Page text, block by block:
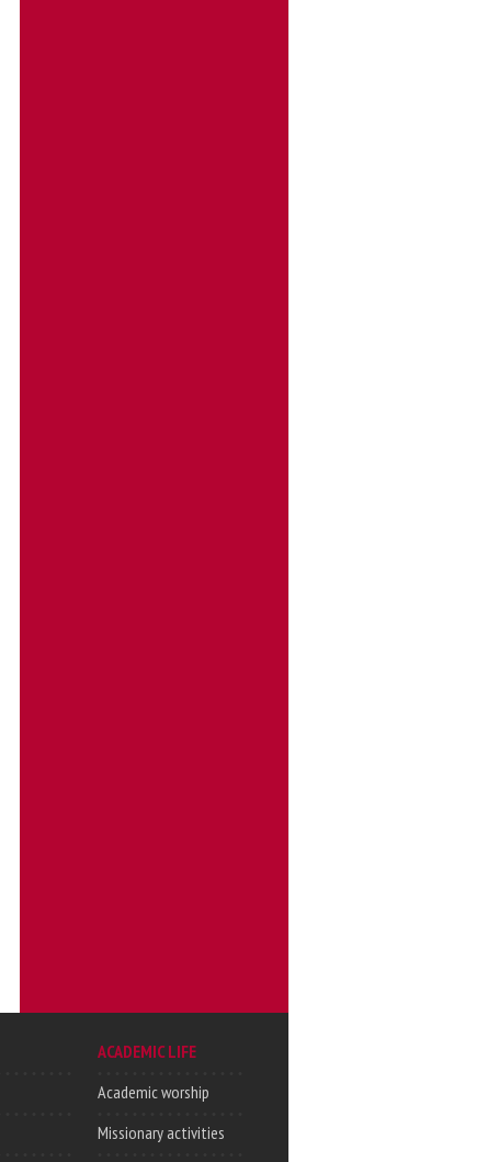
ACADEMIC LIFE
Academic worship
Missionary activities